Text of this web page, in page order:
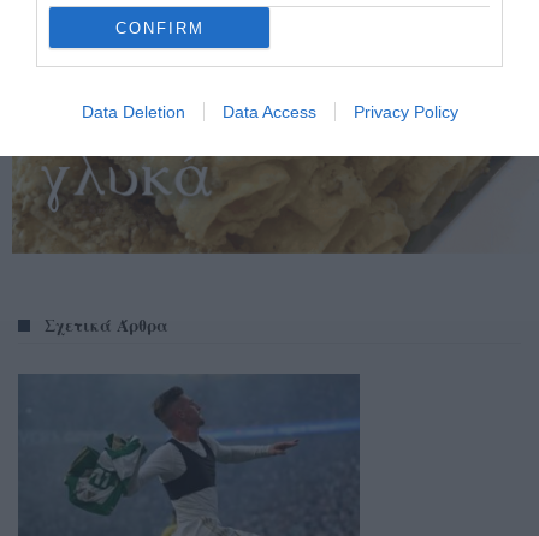
CONFIRM
Data Deletion Data Access Privacy Policy
Σχετικά Άρθρα